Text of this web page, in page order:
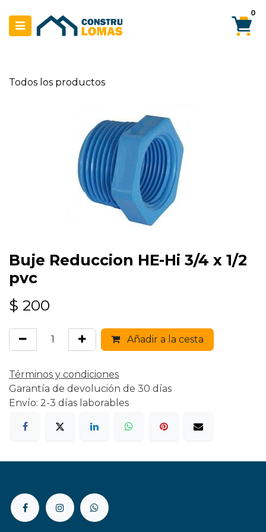
0
Todos los productos
Buje Reduccion HE-Hi 3/4 x 1/2
pvc
$ 200
Añadir a la cesta
Términos y condiciones
Garantía de devolución de 30 días
Envío: 2-3 días laborables